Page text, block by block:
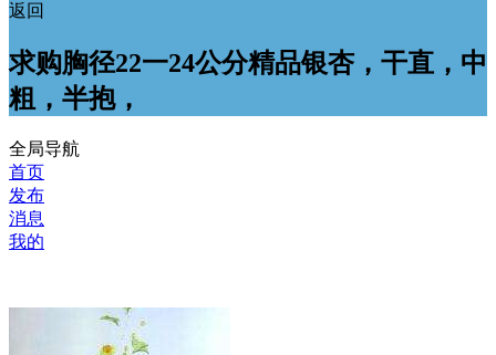
返回
求购胸径22一24公分精品银杏，干直，中
粗，半抱，
全局导航
首页
发布
消息
我的